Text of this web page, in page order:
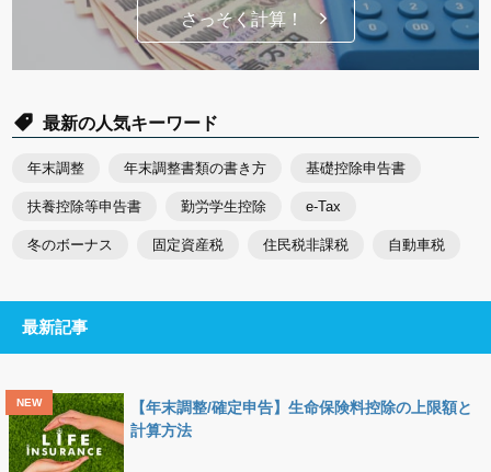
さっそく計算！
最新の人気キーワード
年末調整 年末調整書類の書き方 基礎控除申告書
扶養控除等申告書 勤労学生控除 e-Tax
冬のボーナス 固定資産税 住民税非課税 自動車税
最新記事
【年末調整/確定申告】生命保険料控除の上限額と
計算方法